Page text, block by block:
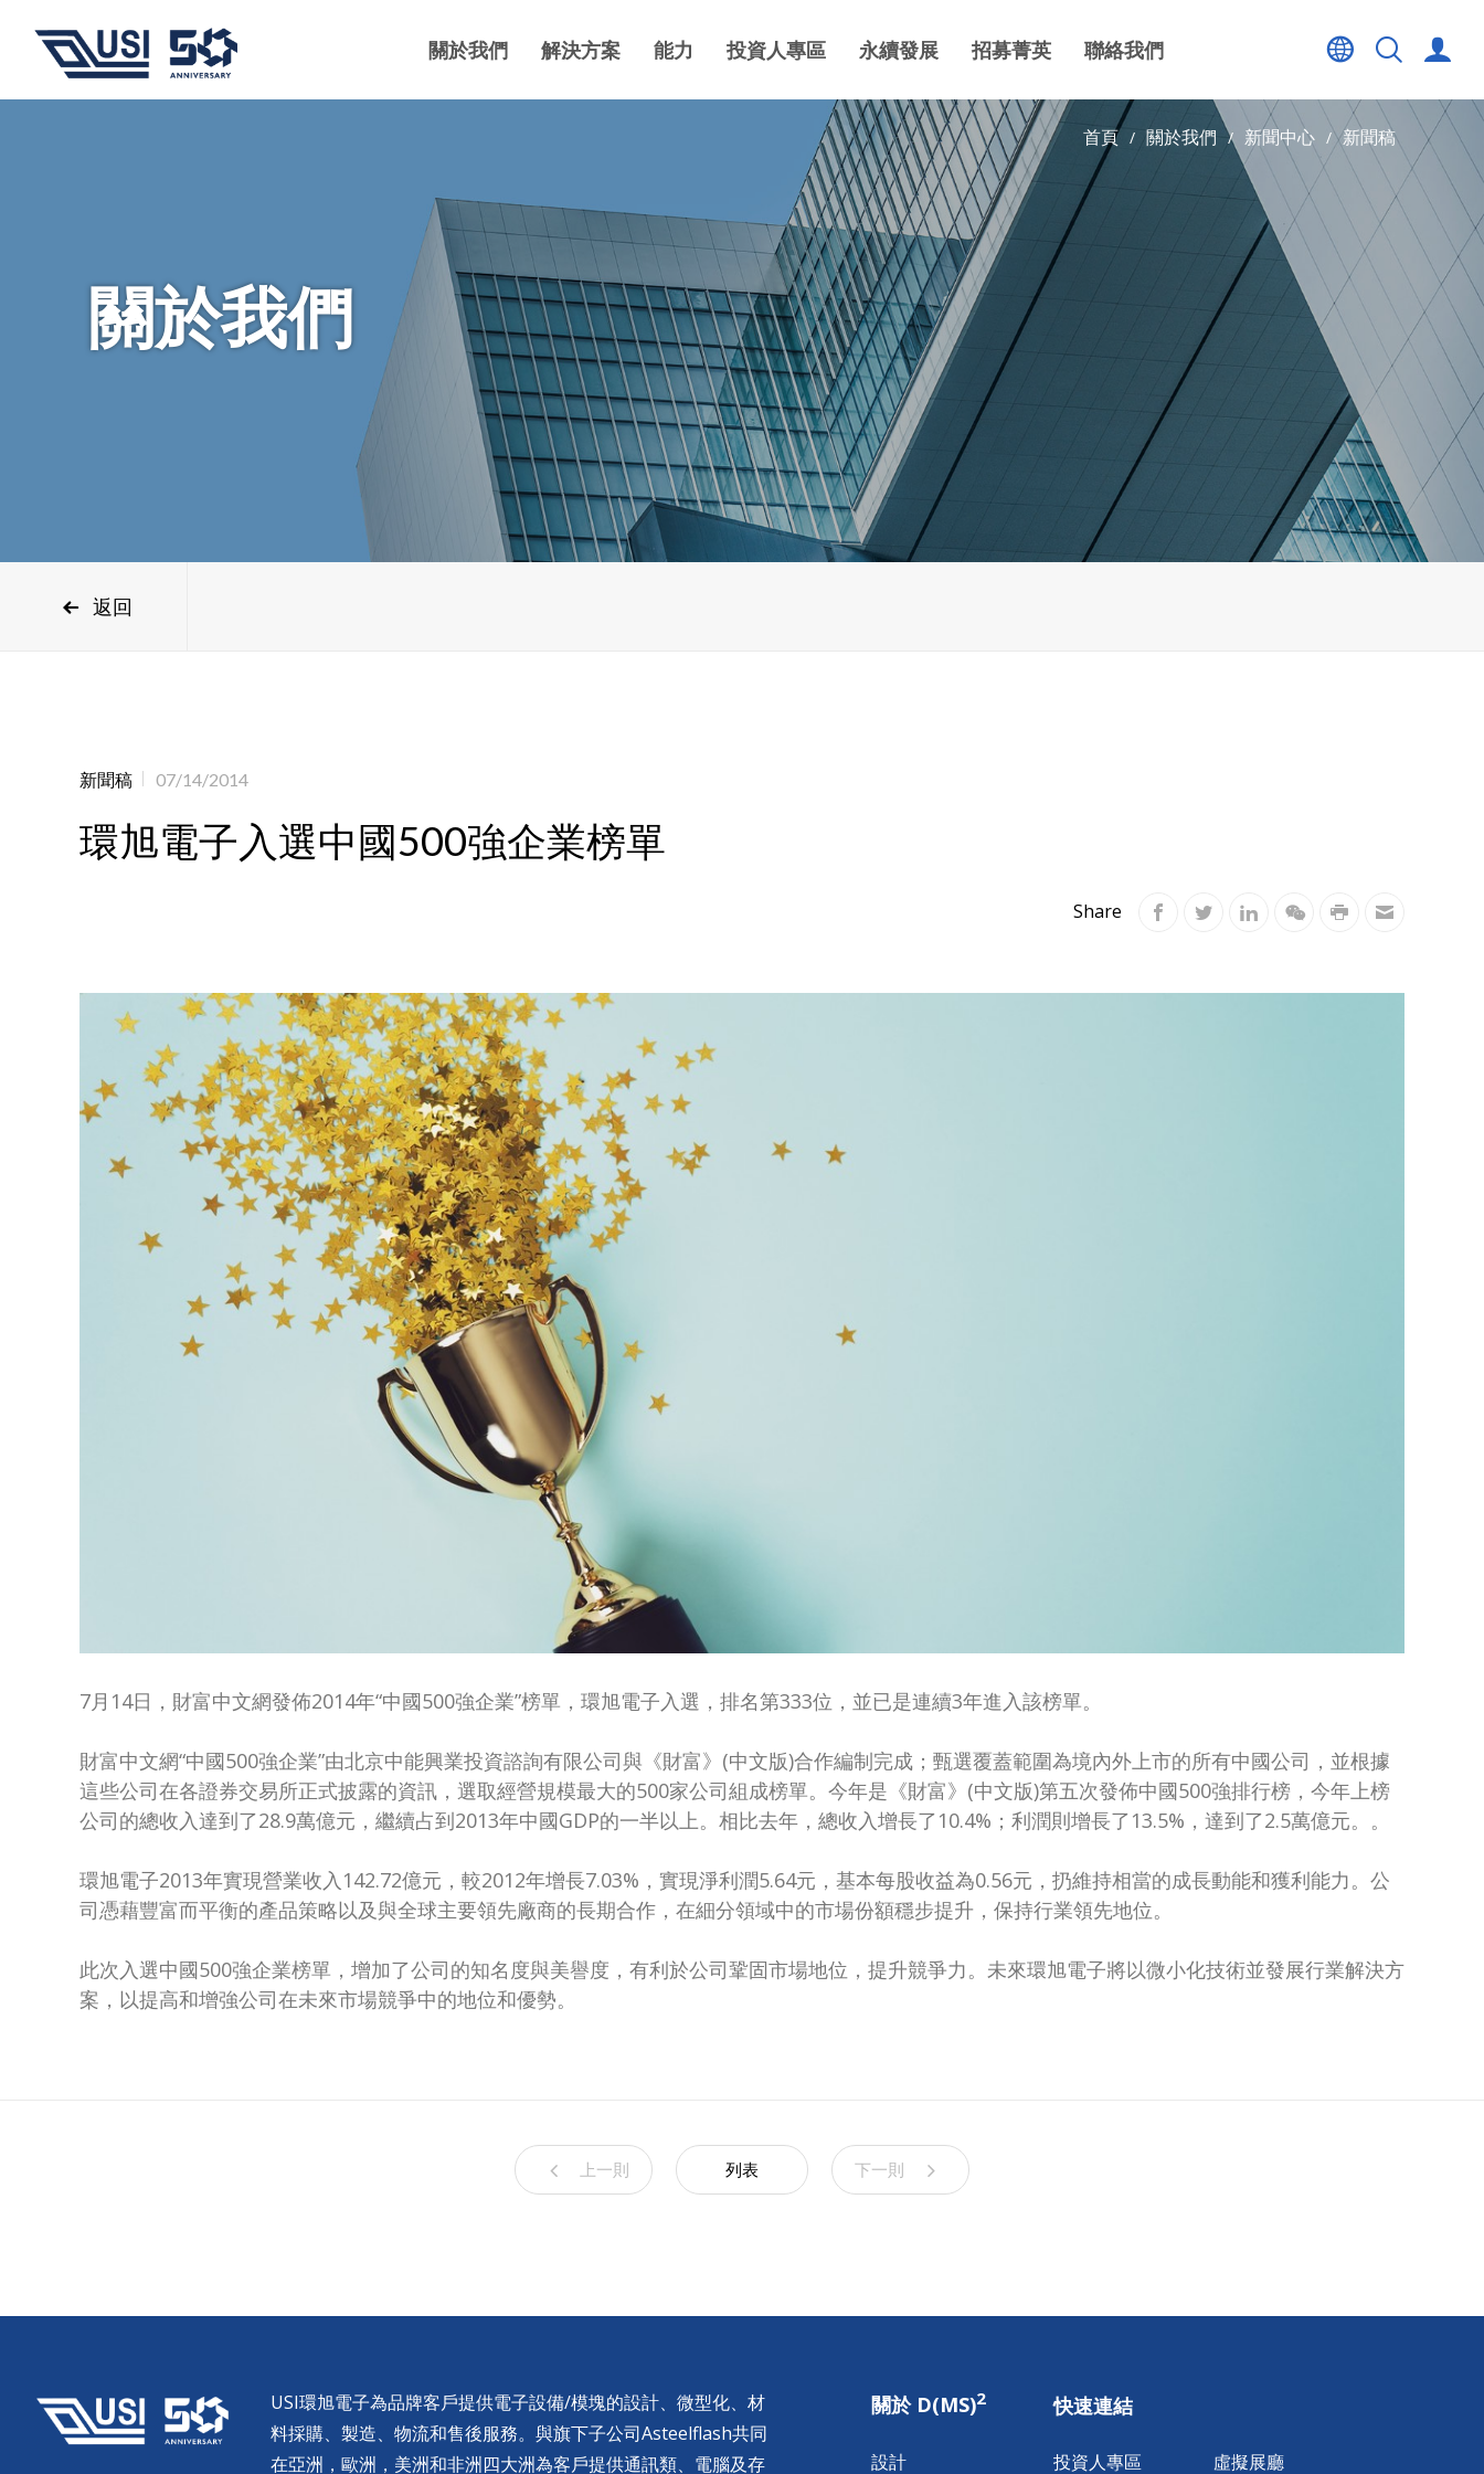
關於我們 解決方案 能力 投資人專區 永續發展 招募菁英 聯絡我們
首頁 關於我們 新聞中心 新聞稿
關於我們
返回
新聞稿 07/14/2014
環旭電子入選中國500強企業榜單
Share
7月14日，財富中文網發佈2014年“中國500強企業”榜單，環旭電子入選，排名第333位，並已是連續3年進入該榜單。
財富中文網“中國500強企業”由北京中能興業投資諮詢有限公司與《財富》(中文版)合作編制完成；甄選覆蓋範圍為境內外上市的所有中國公司，並根據
這些公司在各證券交易所正式披露的資訊，選取經營規模最大的500家公司組成榜單。今年是《財富》(中文版)第五次發佈中國500強排行榜，今年上榜
公司的總收入達到了28.9萬億元，繼續占到2013年中國GDP的一半以上。相比去年，總收入增長了10.4%；利潤則增長了13.5%，達到了2.5萬億元。。
環旭電子2013年實現營業收入142.72億元，較2012年增長7.03%，實現淨利潤5.64元，基本每股收益為0.56元，扔維持相當的成長動能和獲利能力。公
司憑藉豐富而平衡的產品策略以及與全球主要領先廠商的長期合作，在細分領域中的市場份額穩步提升，保持行業領先地位。
此次入選中國500強企業榜單，增加了公司的知名度與美譽度，有利於公司鞏固市場地位，提升競爭力。未來環旭電子將以微小化技術並發展行業解決方
案，以提高和增強公司在未來市場競爭中的地位和優勢。
上一則 列表 下一則
USI環旭電子為品牌客戶提供電子設備/模塊的設計、微型化、材
料採購、製造、物流和售後服務。與旗下子公司Asteelflash共同
在亞洲，歐洲，美洲和非洲四大洲為客戶提供通訊類、電腦及存
關於 D(MS)2
設計
快速連結
投資人專區 虛擬展廳